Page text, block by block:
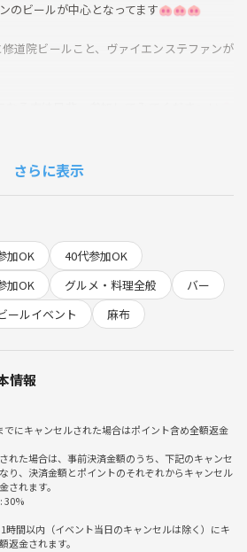
のビールが中心となってます🐽🐽🐽
道院ビールこと、ヴァイエンステファンが
はオーダー出来ないメニューもございま
さらに表示
加OK
40代参加OK
加OK グルメ・料理全般
バー
ールイベント 麻布
情報
でにキャンセルされた場合はポイント含め全額返金
れた場合は、事前決済金額のうち、下記のキャンセ
り、決済金額とポイントのそれぞれからキャンセル
されます。
30%
時間以内（イベント当日のキャンセルは除く）にキ
返金されます。